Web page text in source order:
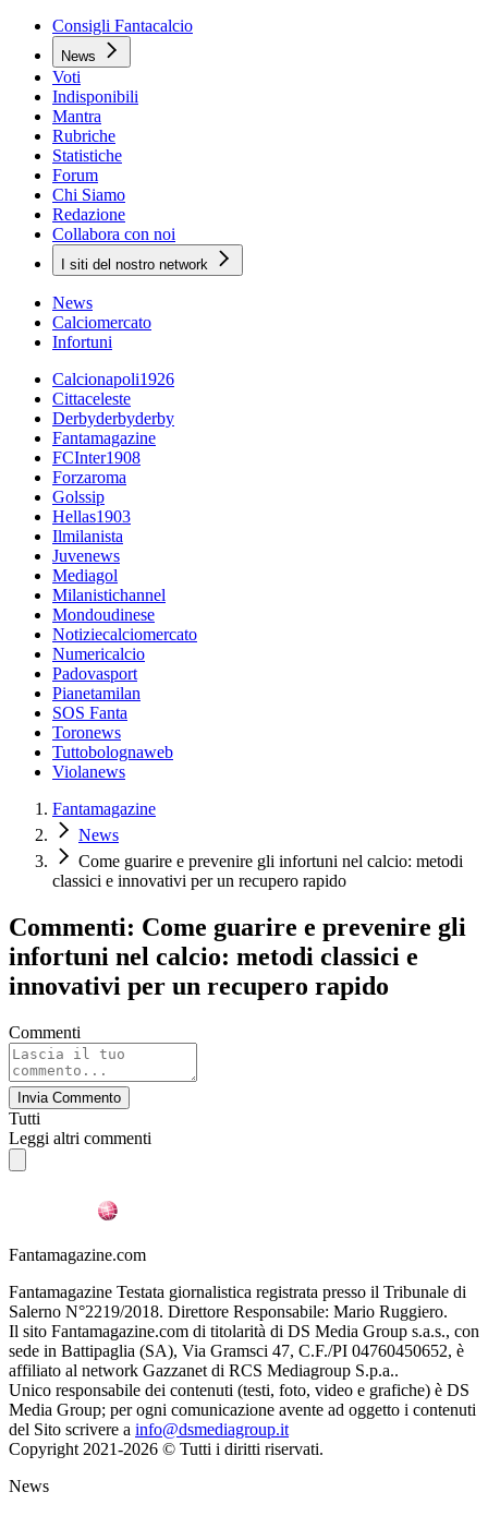
Consigli Fantacalcio
News
Voti
Indisponibili
Mantra
Rubriche
Statistiche
Forum
Chi Siamo
Redazione
Collabora con noi
I siti del nostro network
News
Calciomercato
Infortuni
Calcionapoli1926
Cittaceleste
Derbyderbyderby
Fantamagazine
FCInter1908
Forzaroma
Golssip
Hellas1903
Ilmilanista
Juvenews
Mediagol
Milanistichannel
Mondoudinese
Notiziecalciomercato
Numericalcio
Padovasport
Pianetamilan
SOS Fanta
Toronews
Tuttobolognaweb
Violanews
Fantamagazine
News
Come guarire e prevenire gli infortuni nel calcio: metodi
classici e innovativi per un recupero rapido
Commenti: Come guarire e prevenire gli
infortuni nel calcio: metodi classici e
innovativi per un recupero rapido
Commenti
Invia Commento
Tutti
Leggi altri commenti
Fantamagazine.com
Fantamagazine Testata giornalistica registrata presso il Tribunale di
Salerno N°2219/2018. Direttore Responsabile: Mario Ruggiero.
Il sito Fantamagazine.com di titolarità di DS Media Group s.a.s., con
sede in Battipaglia (SA), Via Gramsci 47, C.F./PI 04760450652, è
affiliato al network Gazzanet di RCS Mediagroup S.p.a..
Unico responsabile dei contenuti (testi, foto, video e grafiche) è DS
Media Group; per ogni comunicazione avente ad oggetto i contenuti
del Sito scrivere a info@dsmediagroup.it
Copyright 2021-2026 © Tutti i diritti riservati.
News